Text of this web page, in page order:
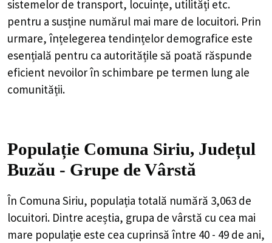
sistemelor de transport, locuințe, utilități etc.
pentru a susține numărul mai mare de locuitori. Prin
urmare, înțelegerea tendințelor demografice este
esențială pentru ca autoritățile să poată răspunde
eficient nevoilor în schimbare pe termen lung ale
comunității.
Populație Comuna Siriu, Județul
Buzău - Grupe de Vârstă
În Comuna Siriu, populația totală numără 3,063 de
locuitori. Dintre aceștia, grupa de vârstă cu cea mai
mare populație este cea cuprinsă între 40 - 49 de ani,